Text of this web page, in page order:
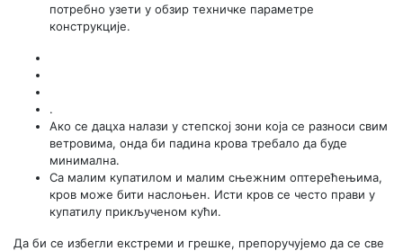
потребно узети у обзир техничке параметре
конструкције.
.
Ако се дацха налази у степској зони која се разноси свим
ветровима, онда би падина крова требало да буде
минимална.
Са малим купатилом и малим сњежним оптерећењима,
кров може бити наслоњен. Исти кров се често прави у
купатилу прикљученом кући.
Да би се избегли екстреми и грешке, препоручујемо да се све